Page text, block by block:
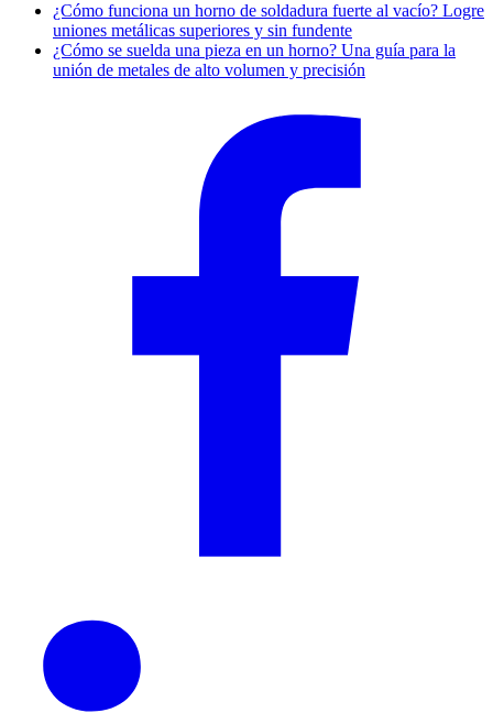
¿Cómo funciona un horno de soldadura fuerte al vacío? Logre
uniones metálicas superiores y sin fundente
¿Cómo se suelda una pieza en un horno? Una guía para la
unión de metales de alto volumen y precisión